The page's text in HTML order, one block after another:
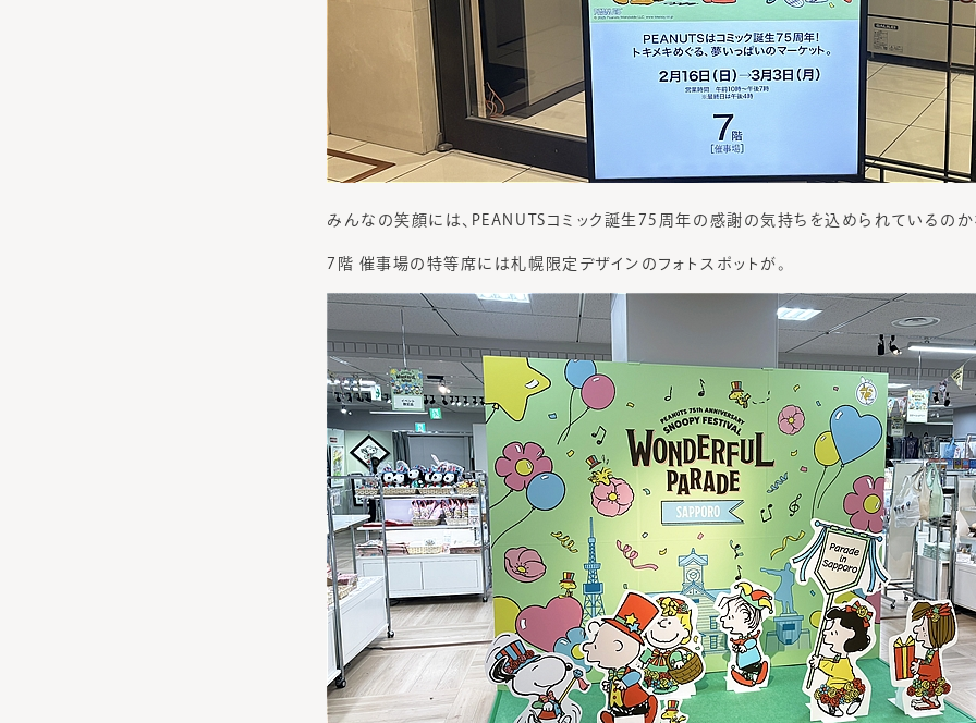
みんなの笑顔には、PEANUTSコミック誕生75周年の感謝の気持ちを込められているの
7階 催事場の特等席には札幌限定デザインのフォトスポットが。